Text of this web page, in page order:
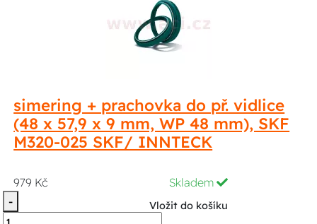
simering + prachovka do př. vidlice
(48 x 57,9 x 9 mm, WP 48 mm), SKF
M320-025 SKF/ INNTECK
979 Kč
Skladem
-
Vložit do košíku